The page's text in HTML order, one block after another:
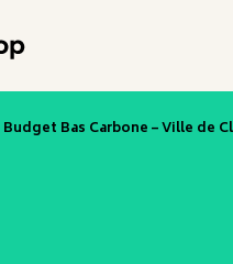
Budget Bas Carbone – Ville de